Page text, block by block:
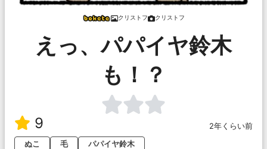
クリストフ クリストフ
えっ、パパイヤ鈴木
も！？
9
2年くらい前
ぬこ
毛 パパイヤ鈴木